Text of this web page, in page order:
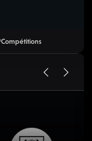
Compétitions